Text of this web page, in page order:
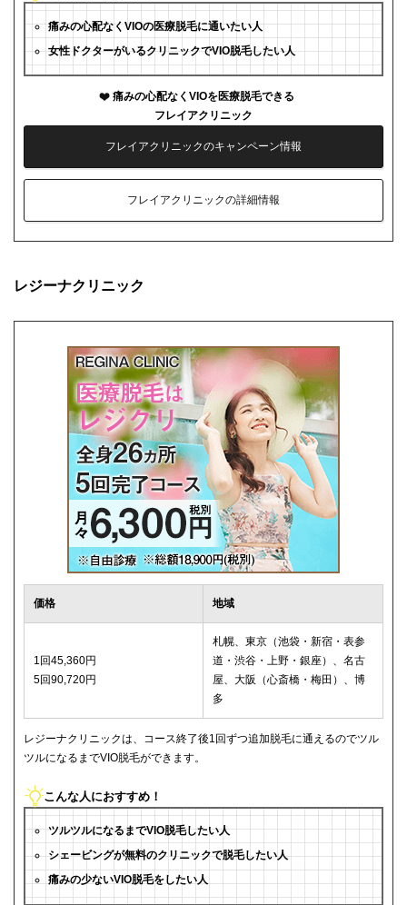
痛みの心配なくVIOの医療脱毛に通いたい人
女性ドクターがいるクリニックでVIO脱毛したい人
痛みの心配なくVIOを医療脱毛できる
フレイアクリニック
フレイアクリニックのキャンペーン情報
フレイアクリニックの詳細情報
レジーナクリニック
価格 地域
1回45,360円
5回90,720円
札幌、東京（池袋・新宿・表参
道・渋谷・上野・銀座）、名古
屋、大阪（心斎橋・梅田）、博
多
レジーナクリニックは、コース終了後1回ずつ追加脱毛に通えるのでツル
ツルになるまでVIO脱毛ができます。
こんな人におすすめ！
ツルツルになるまでVIO脱毛したい人
シェービングが無料のクリニックで脱毛したい人
痛みの少ないVIO脱毛をしたい人